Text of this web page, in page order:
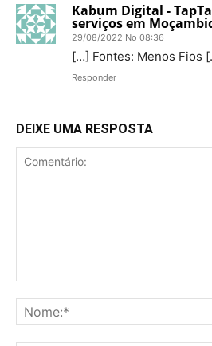
Kabum Digital -
serviços em
29/08/2022 No 08:36
[…] Fontes: Menos Fios
Responder
DEIXE UMA RESPOSTA